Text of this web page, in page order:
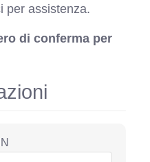
per assistenza.
di conferma per